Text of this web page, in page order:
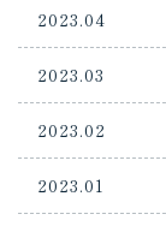
2023.04
2023.03
2023.02
2023.01